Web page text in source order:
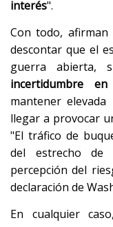
interés".
Con todo, afirman
descontar que el
guerra abierta,
incertidumbre
mantener
llegar a provocar
"El tráfico de
del estrecho de
percepción del
declaración de
En cualquier